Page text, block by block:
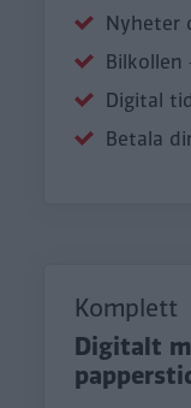
Nyheter
Digital
Betala
Komplett
Digitalt